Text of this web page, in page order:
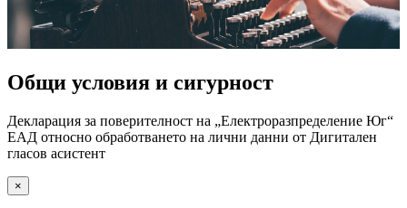
Общи условия и сигурност
Декларация за поверителност на „Електроразпределение Юг“
ЕАД oтносно обработването на лични данни от Дигитален
гласов асистент
×